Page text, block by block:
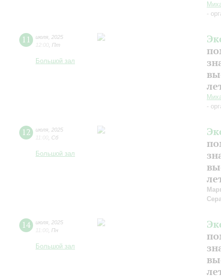
-
11 июля 2025
12:00 Пт
Большой зал
-
12 июля 2025
11:00 Сб
Большой зал
14 июля 2025
11:00 Пн
Большой зал